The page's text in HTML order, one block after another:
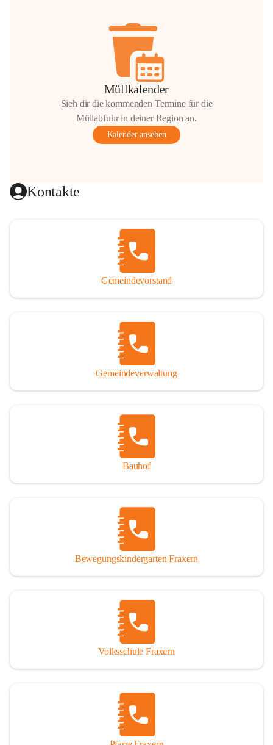
Müllkalender
Sieh dir die kommenden Termine für die
Müllabfuhr in deiner Region an.
Kalender ansehen
Kontakte
Gemeindevorstand
Gemeindeverwaltung
Bauhof
Bewegungskindergarten Fraxern
Volksschule Fraxern